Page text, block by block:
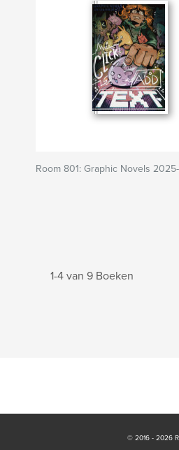
Room 801: Graphic Novels
1-4 van 9 Boeken
© 2016 - 2026